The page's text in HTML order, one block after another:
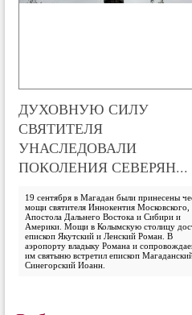
ДУХОВНУЮ СИЛУ
СВЯТИТЕЛЯ
УНАСЛЕДОВАЛИ
ПОКОЛЕНИЯ СЕВЕРЯН...
19 сентября в Магадан были принесены
мощи святителя Иннокентия Московского,
Апостола Дальнего Востока и Сибири и
Америки. Мощи в Колымскую столицу
епископ Якутский и Ленский Роман. В
аэропорту владыку Романа и
им святыню встретил епископ
Синегорский Иоанн.